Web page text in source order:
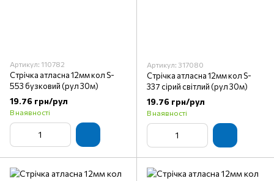
Артикул: 110782
Стрічка атласна 12мм кол S-
553 бузковий (рул 30м)
19.76 грн/рул
В наявності
Артикул: 317080
Стрічка атласна 12мм кол S-
337 сірий світлий (рул 30м)
19.76 грн/рул
В наявності